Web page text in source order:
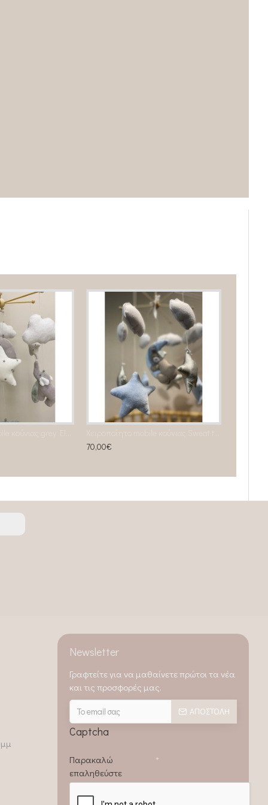
70,00€
Newsletter
Γραφτείτε για να μαθαίνετε πρώτοι τα νέα
και τις προσφορές μας.
ΑΠΟΣΤΟΛΉ
Captcha
Παρακαλώ
επαληθεύστε